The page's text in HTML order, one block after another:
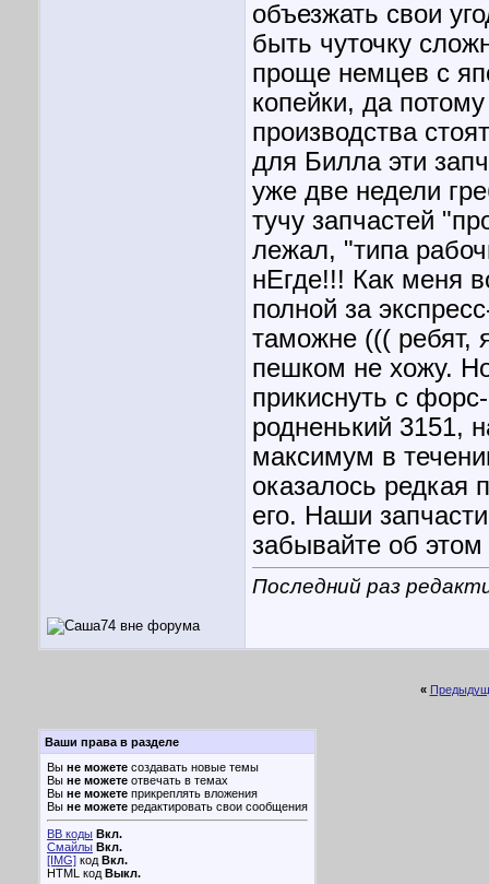
объезжать свои
быть чуточку
проще немцев с
копейки, да
производства
для Билла эти
уже две недели
тучу запчастей
лежал, "типа
нЕгде!!! Как меня
полной за
таможне ((( ребят,
пешком не хожу.
прикиснуть с
родненький 3151,
максимум в
оказалось редкая
его. Наши
забывайте об
Последний раз
«
Ваши права в разделе
Вы не можете создавать новые темы
Вы не можете отвечать в темах
Вы не можете прикреплять вложения
Вы не можете редактировать свои сообщения
BB коды Вкл.
Смайлы Вкл.
[IMG] код Вкл.
HTML код Выкл.